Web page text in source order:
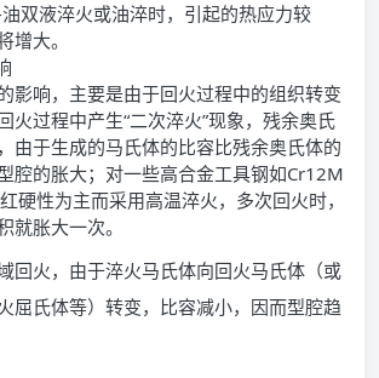
双液淬火或油淬时，引起的热应力较
增大。
影响，主要是由于回火过程中的组织转变
火过程中产生“二次淬火”现象，残余奥氏
由于生成的马氏体的比容比残余奥氏体的
腔的胀大；对一些高合金工具钢如Cr12M
硬性为主而采用高温淬火，多次回火时，
就胀大一次。
回火，由于淬火马氏体向回火马氏体（或
屈氏体等）转变，比容减小，因而型腔趋